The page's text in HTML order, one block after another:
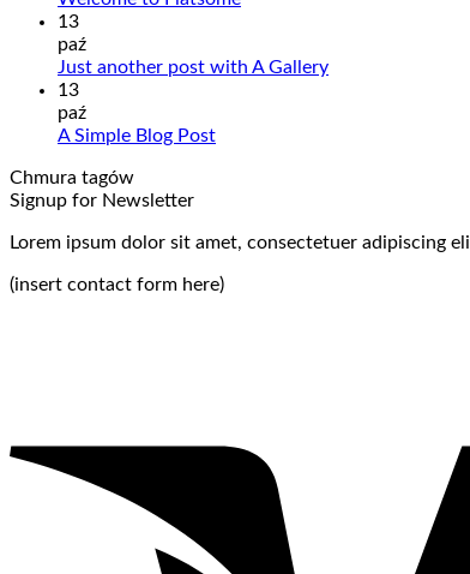
13
paź
Just another post with A Gallery
13
paź
A Simple Blog Post
Chmura tagów
Signup for Newsletter
Lorem ipsum dolor sit amet, consectetuer adipiscing
(insert contact form here)